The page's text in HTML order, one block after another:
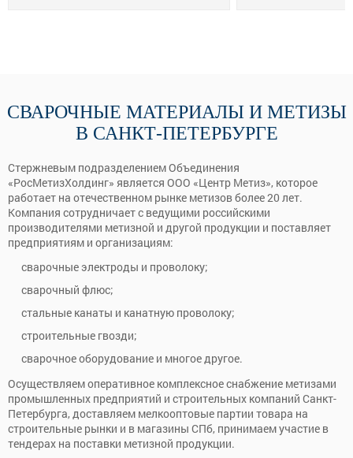
CВАРОЧНЫЕ МАТЕРИАЛЫ И МЕТИЗЫ
В САНКТ-ПЕТЕРБУРГЕ
Стержневым подразделением Объединения
«РосМетизХолдинг» является ООО «Центр Метиз», которое
работает на отечественном рынке метизов более 20 лет.
Компания сотрудничает с ведущими российскими
производителями метизной и другой продукции и поставляет
предприятиям и организациям:
сварочные электроды и проволоку;
сварочный флюс;
стальные канаты и канатную проволоку;
строительные гвозди;
сварочное оборудование и многое другое.
Осуществляем оперативное комплексное снабжение метизами
промышленных предприятий и строительных компаний Санкт-
Петербурга, доставляем мелкооптовые партии товара на
строительные рынки и в магазины СПб, принимаем участие в
тендерах на поставки метизной продукции.